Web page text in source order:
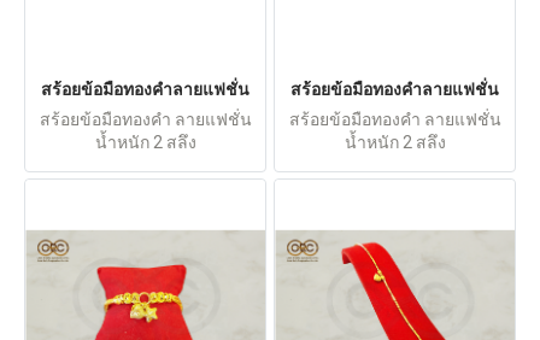
สร้อยข้อมือทองคำลายแฟชั่น
สร้อยข้อมือทองคำ ลายแฟชั่น
น้ำหนัก 2 สลึง
สร้อยข้อมือทองคำลายแฟชั่น
สร้อยข้อมือทองคำ ลายแฟชั่น
น้ำหนัก 2 สลึง